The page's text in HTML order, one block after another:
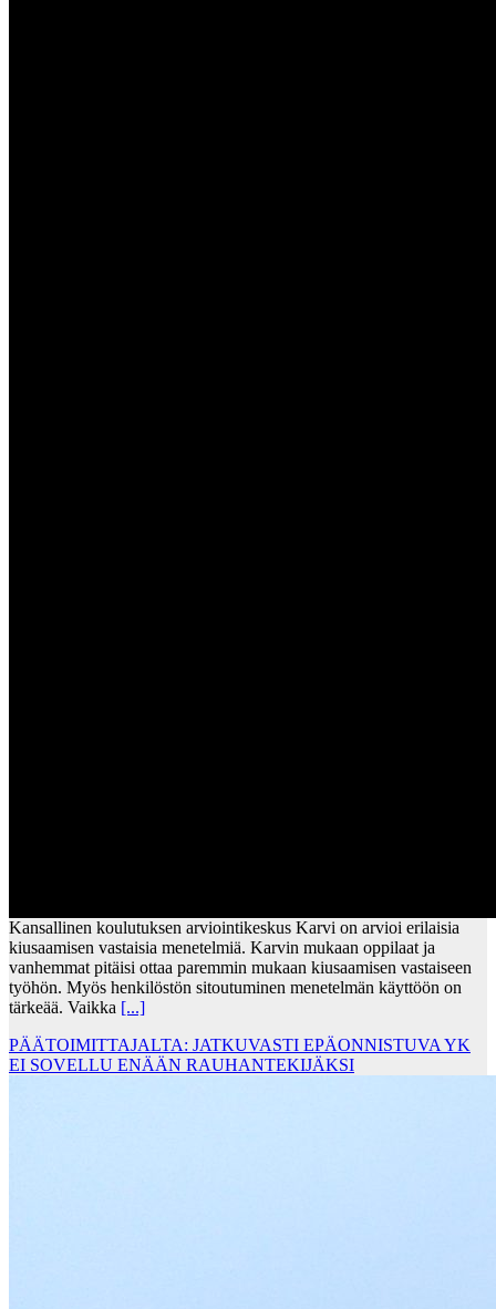
Kansallinen koulutuksen arviointikeskus Karvi on arvioi erilaisia
kiusaamisen vastaisia menetelmiä. Karvin mukaan oppilaat ja
vanhemmat pitäisi ottaa paremmin mukaan kiusaamisen vastaiseen
työhön. Myös henkilöstön sitoutuminen menetelmän käyttöön on
tärkeää. Vaikka [...]
PÄÄTOIMITTAJALTA: JATKUVASTI EPÄONNISTUVA YK
EI SOVELLU ENÄÄN RAUHANTEKIJÄKSI